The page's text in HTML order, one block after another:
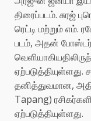
திரைப்படம். சுரஜ்
ரெட்டி மற்றும் எம்.
படம், அதன்
ஏற்படுத்தியுள்ளது.
தனித்துவமான,
Tapang)
ஏற்படுத்தியுள்ளது.